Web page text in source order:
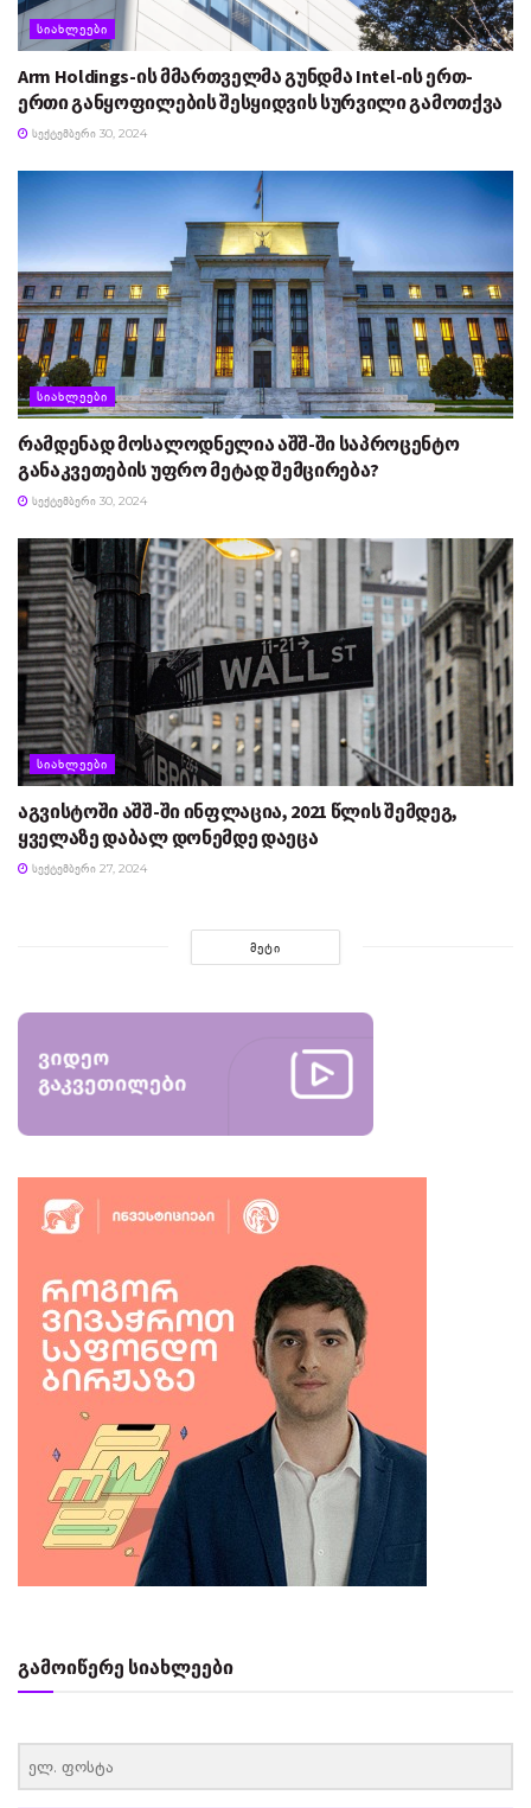
ᲡᲘᲐᲮᲚᲔᲔᲑᲘ
Arm Holdings-ის მმართველმა გუნდმა Intel-ის ერთ-
ერთი განყოფილების შესყიდვის სურვილი გამოთქვა
ᲡᲔᲥᲢᲔᲛᲑᲔᲠᲘ 30, 2024
ᲡᲘᲐᲮᲚᲔᲔᲑᲘ
რამდენად მოსალოდნელია აშშ-ში საპროცენტო
განაკვეთების უფრო მეტად შემცირება?
ᲡᲔᲥᲢᲔᲛᲑᲔᲠᲘ 30, 2024
ᲡᲘᲐᲮᲚᲔᲔᲑᲘ
აგვისტოში აშშ-ში ინფლაცია, 2021 წლის შემდეგ,
ყველაზე დაბალ დონემდე დაეცა
ᲡᲔᲥᲢᲔᲛᲑᲔᲠᲘ 27, 2024
ᲛᲔᲢᲘ
გამოიწერე სიახლეები